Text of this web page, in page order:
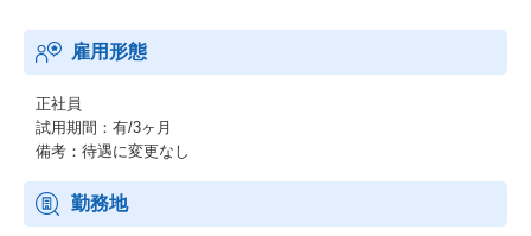
お客様の貴重な時間を創出。
仕事、子育て、趣味など、誰もが自分らしく輝ける、新しいライ
フスタイルの実現を目指しています。
ーーー世界最先端テクノロジーで挑む、食品EC「Green Beans」
ス技術を導入したオンラインマーケット「Green Beans」です。
2023年7月のサービス開始以来、特に共働き・子育て世代のお客様
雇用形態
正社員
試用期間：有/3ヶ月
備考：待遇に変更なし
勤務地